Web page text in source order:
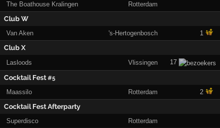
The Boathouse Kralingen Rotterdam
Club W
Van Aken 's-Hertogenbosch 1
Club X
Lasloods Vlissingen 17
Cocktail Fest#5
Maassilo Rotterdam 2
Cocktail Fest Afterparty
Superdisco Rotterdam